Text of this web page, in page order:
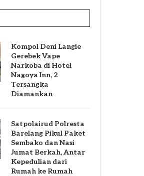
Kompol Deni Langie
Gerebek Vape
Narkoba di Hotel
Nagoya Inn, 2
Tersangka
Diamankan
Satpolairud Polresta
Barelang Pikul Paket
Sembako dan Nasi
Jumat Berkah, Antar
Kepedulian dari
Rumah ke Rumah